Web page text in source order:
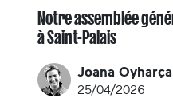
Notre assemblée
à Saint-Palais
Joana
25/04/2026